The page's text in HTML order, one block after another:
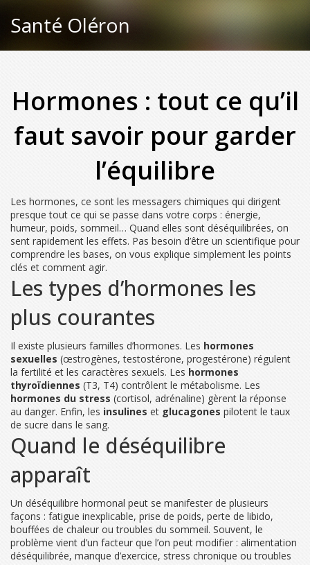
Santé Oléron
Hormones : tout ce qu’il
faut savoir pour garder
l’équilibre
Les hormones, ce sont les messagers chimiques qui dirigent
presque tout ce qui se passe dans votre corps : énergie,
humeur, poids, sommeil… Quand elles sont déséquilibrées, on
sent rapidement les effets. Pas besoin d’être un scientifique pour
comprendre les bases, on vous explique simplement les points
clés et comment agir.
Les types d’hormones les
plus courantes
Il existe plusieurs familles d’hormones. Les hormones
sexuelles (œstrogènes, testostérone, progestérone) régulent
la fertilité et les caractères sexuels. Les hormones
thyroïdiennes (T3, T4) contrôlent le métabolisme. Les
hormones du stress (cortisol, adrénaline) gèrent la réponse
au danger. Enfin, les insulines et glucagones pilotent le taux
de sucre dans le sang.
Quand le déséquilibre
apparaît
Un déséquilibre hormonal peut se manifester de plusieurs
façons : fatigue inexplicable, prise de poids, perte de libido,
bouffées de chaleur ou troubles du sommeil. Souvent, le
problème vient d’un facteur que l’on peut modifier : alimentation
déséquilibrée, manque d’exercice, stress chronique ou troubles